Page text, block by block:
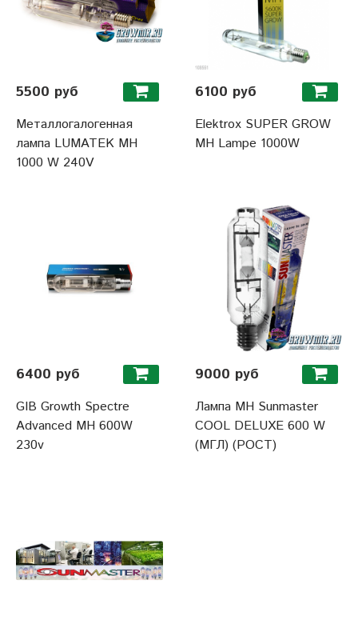
5500 руб
Металлогалогенная
лампа LUMATEK MH
1000 W 240V
6100 руб
Elektrox SUPER GROW
MH Lampe 1000W
6400 руб
GIB Growth Spectre
Advanced MH 600W
230v
9000 руб
Лампа MH Sunmaster
COOL DELUXE 600 W
(МГЛ) (РОСТ)